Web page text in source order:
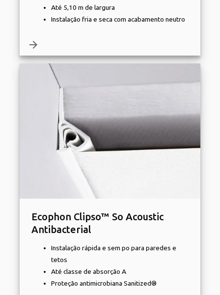
Até 5,10 m de largura
Instalação fria e seca com acabamento neutro
arrow_forward
Ecophon Clipso™ So Acoustic
Antibacterial
Instalação rápida e sem po para paredes e
tetos
Até classe de absorção A
Proteção antimicrobiana Sanitized®